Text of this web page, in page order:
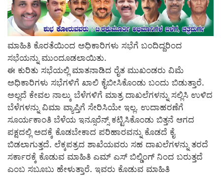
ಮಾಹಿತಿ ಕೊರತೆಯಿಂದ ಅಧಿಕಾರಿಗಳು ಸಭೆಗೆ ಬಂದಿದ್ದರಿಂದ
ಸಭೆಯನ್ನು ಮುಂದೂಡಲಾಯಿತು.
ಈ ಕುರಿತು ಸಭೆಯಲ್ಲಿ ಮಾತನಾಡಿದ ರೈತ ಮುಖಂಡರು ವಿಮೆ
ಅಧಿಕಾರಿಗಳು ಸಭೆಗಳಿಗೆ ಖಾಲಿ ಕೈಬೀಸಿಕೊಂಡು ಬಂದು ಬಿಡುತ್ತಾರೆ.
ಅಲ್ಲದೆ ಕೇವಲ ನಾಲ್ಕು ಬೆಳೆಗಳಿಗೆ ಮಾತ್ರ ದಾಖಲೆಗಳನ್ನು ಸಲ್ಲಿಸಿ ಉಳಿದ
ಬೆಳೆಗಳನ್ನು ವಿಮಾ ವ್ಯಾಪ್ತಿಗೆ ಸೇರಿಸಿಯೇ ಇಲ್ಲ. ಉದಾಹರಣೆಗೆ
ಸೂರ್ಯಕಾಂತಿ ಬೆಳೆಯ ಇನ್ಸೂರೆನ್ಸ್ ಕಟ್ಟಿಸಿಕೊಂಡು ಬಿತ್ತನೆ ಆಗದ
ಪಕ್ಷದಲ್ಲಿ ಅದಕ್ಕೆ ಕೊಡಬೇಕಾದ ಪರಿಹಾರವನ್ನು ಕೊಡದೆ ಕೈ
ಬಿಡಲಾಗುತ್ತದೆ. ಲೆಕ್ಕಪತ್ರದ ಶಾಖೆಯವರು ಸಹ ದಾಖಲೆಗಳನ್ನು ತರದೆ
ಸರ್ಕಾರಕ್ಕೆ ಕೊಡುವ ಮಾಹಿತಿ ಎಮ್ ಎಸ್ ಬಿಲ್ಡಿಂಗ್ ನಿಂದ ಬರುತ್ತದೆ
ಎಂಬ ಸಬೂಬು ಹೇಳುತ್ತಾರೆ. ಇವರು ಕೊಡುವ ಮಾಹಿತಿ